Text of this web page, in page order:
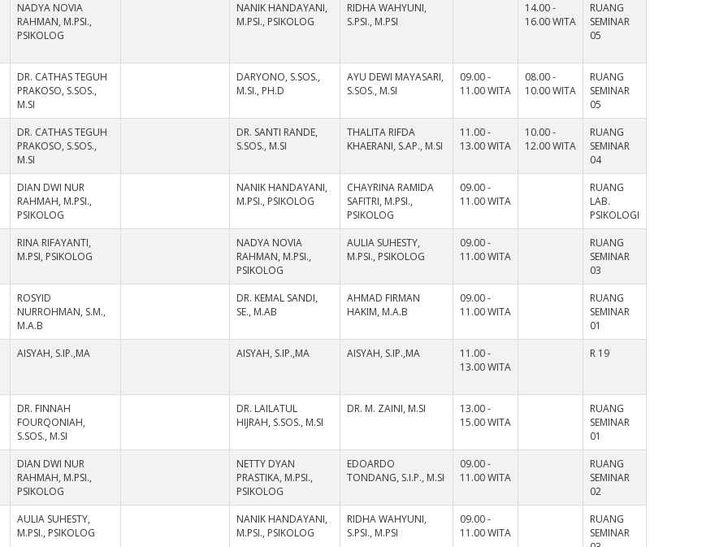
NADYA NOVIA
RAHMAN, M.PSI.,
PSIKOLOG
NANIK HANDAYANI,
M.PSI., PSIKOLOG
RIDHA WAHYUNI,
S.PSI., M.PSI
14.00 -
16.00 WITA
RUANG
SEMINAR
05
DR. CATHAS TEGUH
PRAKOSO, S.SOS.,
M.SI
DARYONO, S.SOS.,
M.SI., PH.D
AYU DEWI MAYASARI,
S.SOS., M.SI
09.00 -
11.00 WITA
08.00 -
10.00 WITA
RUANG
SEMINAR
05
DR. CATHAS TEGUH
PRAKOSO, S.SOS.,
M.SI
DR. SANTI RANDE,
S.SOS., M.SI
THALITA RIFDA
KHAERANI, S.AP., M.SI
11.00 -
13.00 WITA
10.00 -
12.00 WITA
RUANG
SEMINAR
04
DIAN DWI NUR
RAHMAH, M.PSI.,
PSIKOLOG
NANIK HANDAYANI,
M.PSI., PSIKOLOG
CHAYRINA RAMIDA
SAFITRI, M.PSI.,
PSIKOLOG
09.00 -
11.00 WITA
RUANG
LAB.
PSIKOLOGI
RINA RIFAYANTI,
M.PSI, PSIKOLOG
NADYA NOVIA
RAHMAN, M.PSI.,
PSIKOLOG
AULIA SUHESTY,
M.PSI., PSIKOLOG
09.00 -
11.00 WITA
RUANG
SEMINAR
03
ROSYID
NURROHMAN, S.M.,
M.A.B
DR. KEMAL SANDI,
SE., M.AB
AHMAD FIRMAN
HAKIM, M.A.B
09.00 -
11.00 WITA
RUANG
SEMINAR
01
AISYAH, S.IP.,MA AISYAH, S.IP.,MA AISYAH, S.IP.,MA
11.00 -
13.00 WITA
R 19
DR. FINNAH
FOURQONIAH,
S.SOS., M.SI
DR. LAILATUL
HIJRAH, S.SOS., M.SI
DR. M. ZAINI, M.SI
13.00 -
15.00 WITA
RUANG
SEMINAR
01
DIAN DWI NUR
RAHMAH, M.PSI.,
PSIKOLOG
NETTY DYAN
PRASTIKA, M.PSI.,
PSIKOLOG
EDOARDO
TONDANG, S.I.P., M.SI
09.00 -
11.00 WITA
RUANG
SEMINAR
02
AULIA SUHESTY,
M.PSI., PSIKOLOG
NANIK HANDAYANI,
M.PSI., PSIKOLOG
RIDHA WAHYUNI,
S.PSI., M.PSI
09.00 -
11.00 WITA
RUANG
SEMINAR